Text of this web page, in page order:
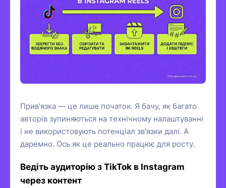
Прив'язка — це лише початок. Я бачу, як багато
авторів зупиняються на технічному налаштуванні
і не використовують потенціал зв'язки далі. А
даремно. Ось як це реально працює для росту.
Ведіть аудиторію з TikTok в Instagram
через контент